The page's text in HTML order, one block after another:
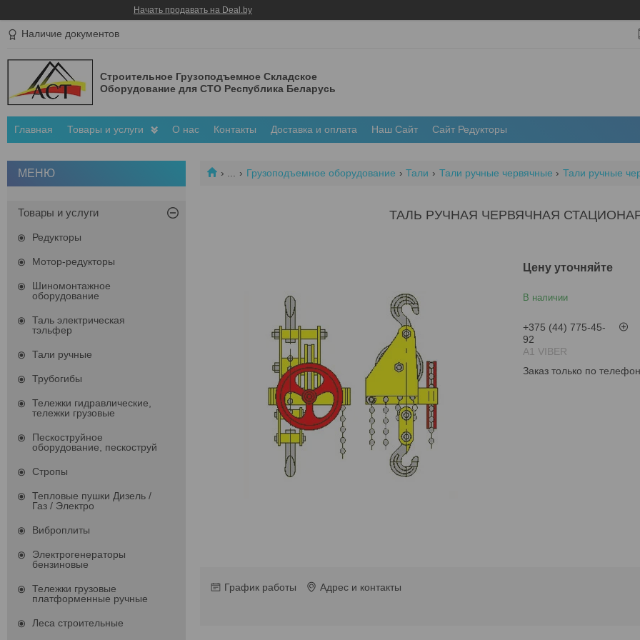
Начать продавать на Deal.by
Наличие документов
Строительное Грузоподъемное Складское
Оборудование для СТО Республика Беларусь
Главная Товары и услуги О нас Контакты Доставка и оплата Наш Сайт Сайт Редукторы
Грузоподъемное оборудование Тали Тали ручные червячные Тали ручные
ТАЛЬ РУЧНАЯ ЧЕРВЯЧНАЯ
Цену уточняйте
В наличии
+375 (44) 775-45-
92
А1 VIBER
Заказ только по
График работы Адрес и контакты
Товары и услуги
Редукторы
Мотор-редукторы
Шиномонтажное
оборудование
Таль электрическая
тэльфер
Тали ручные
Трубогибы
Тележки гидравлические,
тележки грузовые
Пескоструйное
оборудование, пескоструй
Стропы
Тепловые пушки Дизель /
Газ / Электро
Виброплиты
Электрогенераторы
бензиновые
Тележки грузовые
платформенные ручные
Леса строительные